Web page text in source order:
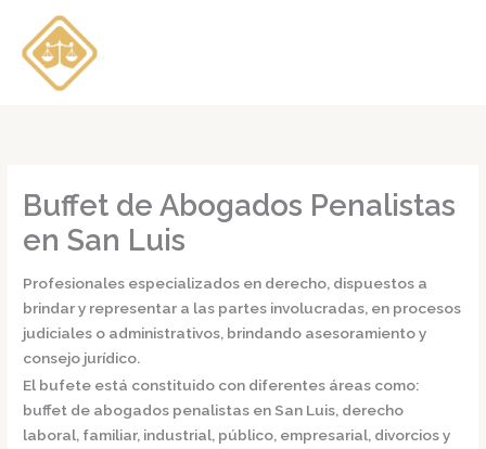
contenido
Buffet de Abogados Penalistas
en San Luis
Profesionales especializados en derecho, dispuestos a
brindar y representar a las partes involucradas, en procesos
judiciales o administrativos, brindando asesoramiento y
consejo jurídico.
El bufete está constituido con diferentes áreas como:
buffet de abogados penalistas en San Luis, derecho
laboral, familiar, industrial, público, empresarial, divorcios y